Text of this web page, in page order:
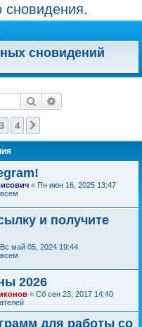
сновидения.
сновидений
Поиск
3 4
« Пн июн 16, 2025 13:47
и получите
Вс май 05, 2024 19:44
2026
« Сб сен 23, 2017 14:40
для работы со